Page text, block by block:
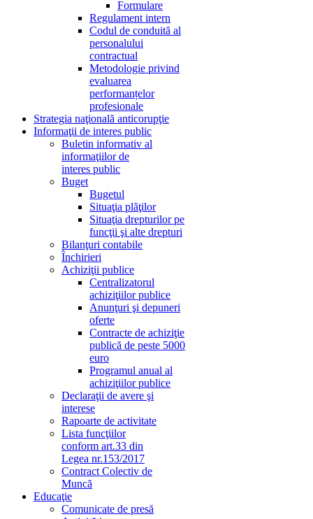
Formulare
Regulament intern
Codul de conduită al
personalului
contractual
Metodologie privind
evaluarea
performanțelor
profesionale
Strategia naţională anticorupţie
Informaţii de interes public
Buletin informativ al
informaţiilor de
interes public
Buget
Bugetul
Situaţia plăţilor
Situaţia drepturilor pe
funcţii şi alte drepturi
Bilanţuri contabile
Închirieri
Achiziţii publice
Centralizatorul
achiziţiilor publice
Anunţuri şi depuneri
oferte
Contracte de achiziţie
publică de peste 5000
euro
Programul anual al
achiziţiilor publice
Declaraţii de avere şi
interese
Rapoarte de activitate
Lista funcţiilor
conform art.33 din
Legea nr.153/2017
Contract Colectiv de
Muncă
Educaţie
Comunicate de presă